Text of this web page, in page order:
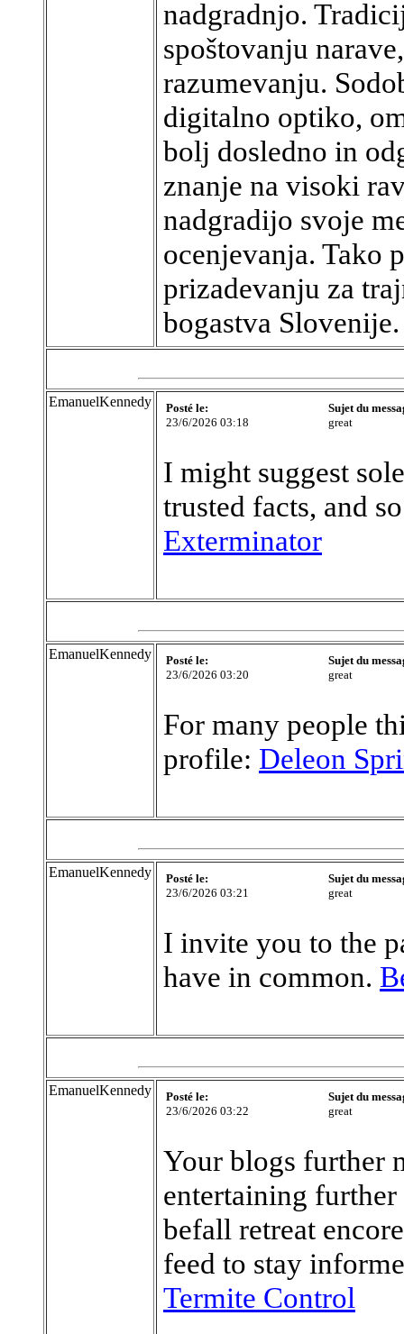
nadgradnjo.
spoštovanju
razumevanju.
digitalno optiko,
bolj dosledno in
znanje na visoki
nadgradijo svoje
ocenjevanja. Tako
prizadevanju za
bogastva Slovenije.
EmanuelKennedy
Posté le:
23/6/2026 03:18
Sujet du
great
I might suggest
trusted facts, and
Exterminator
EmanuelKennedy
Posté le:
23/6/2026 03:20
Sujet du
great
For many people
profile: Deleon
EmanuelKennedy
Posté le:
23/6/2026 03:21
Sujet du
great
I invite you to the
have in common.
EmanuelKennedy
Posté le:
23/6/2026 03:22
Sujet du
great
Your blogs further
entertaining
befall retreat
feed to stay
Termite Control